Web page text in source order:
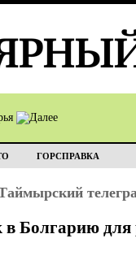
ГОРСПРАВКА
в Болгарию